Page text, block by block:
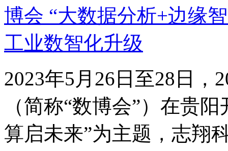
2023年5月26日至28日，
（简称“数博会”）在贵
算启未来”为主题，志翔